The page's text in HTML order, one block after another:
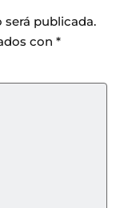
publicada.
con *